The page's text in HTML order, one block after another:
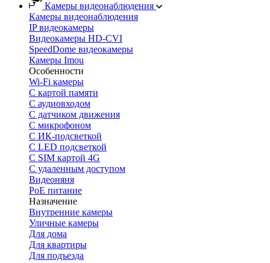
Камеры видеонаблюдения
Камеры видеонаблюдения
IP видеокамеры
Видеокамеры HD-CVI
SpeedDome видеокамеры
Камеры Imou
Особенности
Wi-Fi камеры
С картой памяти
С аудиовходом
С датчиком движения
С микрофоном
С ИК-подсветкой
С LED подсветкой
C SIM картой 4G
C удаленным доступом
Видеоняня
PoE питание
Назначение
Внутренние камеры
Уличные камеры
Для дома
Для квартиры
Для подъезда